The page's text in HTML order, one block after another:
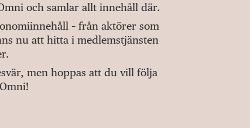
och samlar allt innehåll där.
– från aktörer som
nu att hitta i medlemstjänsten
men hoppas att du vill följa